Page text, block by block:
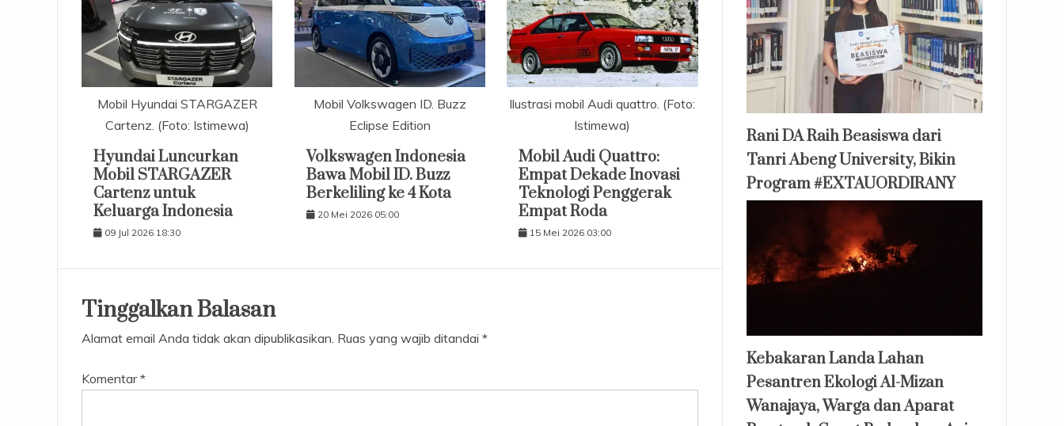
Mobil Hyundai STARGAZER
Cartenz. (Foto: Istimewa)
Hyundai Luncurkan
Mobil STARGAZER
Cartenz untuk
Keluarga Indonesia
09 Jul 2026 18:30
Mobil Volkswagen ID. Buzz
Eclipse Edition
Volkswagen Indonesia
Bawa Mobil ID. Buzz
Berkeliling ke 4 Kota
20 Mei 2026 05:00
Ilustrasi mobil Audi quattro. (Foto:
Istimewa)
Mobil Audi Quattro:
Empat Dekade Inovasi
Teknologi Penggerak
Empat Roda
15 Mei 2026 03:00
Tinggalkan Balasan
Alamat email Anda tidak akan dipublikasikan. Ruas yang wajib ditandai *
Komentar*
Rani DA Raih Beasiswa dari
Tanri Abeng University, Bikin
Program #EXTAUORDIRANY
Kebakaran Landa Lahan
Pesantren Ekologi Al-Mizan
Wanajaya, Warga dan Aparat